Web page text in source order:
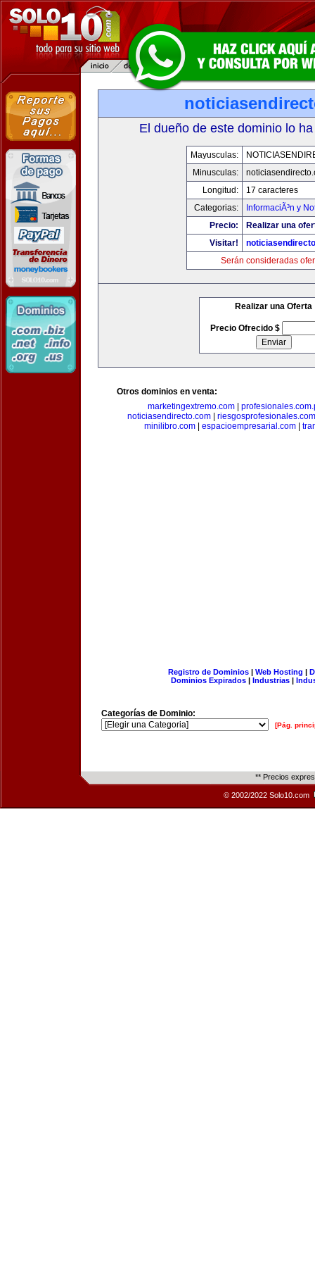
El dueño de este dominio lo
Mayusculas:
Minusculas:
Longitud:
17 caracteres
Categorias:
InformaciÃ³n y
Precio:
Realizar una
Visitar!
Serán consideradas
Realizar una Oferta
Precio Ofrecido $
Otros dominios en venta:
marketingextremo.com|
noticiasendirecto.com
riesgosprofesionales.com
minilibro.com| espacioempresarial.com|
Registro de Dominios| Web Hosting |
Dominios Expirados | Industrias |
Categorías de Dominio:
[Pág.
** Precios
© 2002/2022 Solo10.com